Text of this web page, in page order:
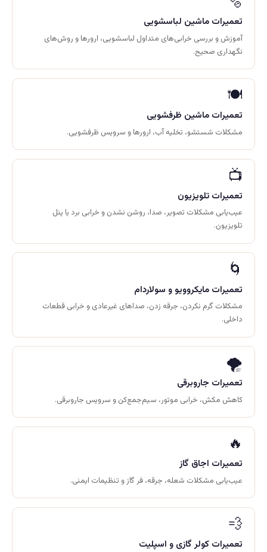
تعمیرات ماشین لباسشویی
آموزش و بررسی خرابی‌های متداول لباسشویی، ارورها و روش‌های
نگهداری صحیح.
🍽️
تعمیرات ماشین ظرفشویی
مشکلات شستشو، تخلیه آب، ارورها و سرویس ظرفشویی.
📺
تعمیرات تلویزیون
عیب‌یابی مشکلات تصویر، صدا، روشن نشدن و خرابی برد یا پنل
تلویزیون.
🌀
تعمیرات مایکروویو و سولاردام
مشکلات گرم نکردن، جرقه زدن، صداهای غیرعادی و خرابی قطعات
داخلی.
🌪️
تعمیرات جاروبرقی
کاهش مکش، خرابی موتور، سیم‌جمع‌کن و سرویس جاروبرقی.
🔥
تعمیرات اجاق گاز
عیب‌یابی مشکلات شعله، جرقه، فر گاز و تنظیمات ایمنی.
💨
تعمیرات کولر گازی و اسپلیت